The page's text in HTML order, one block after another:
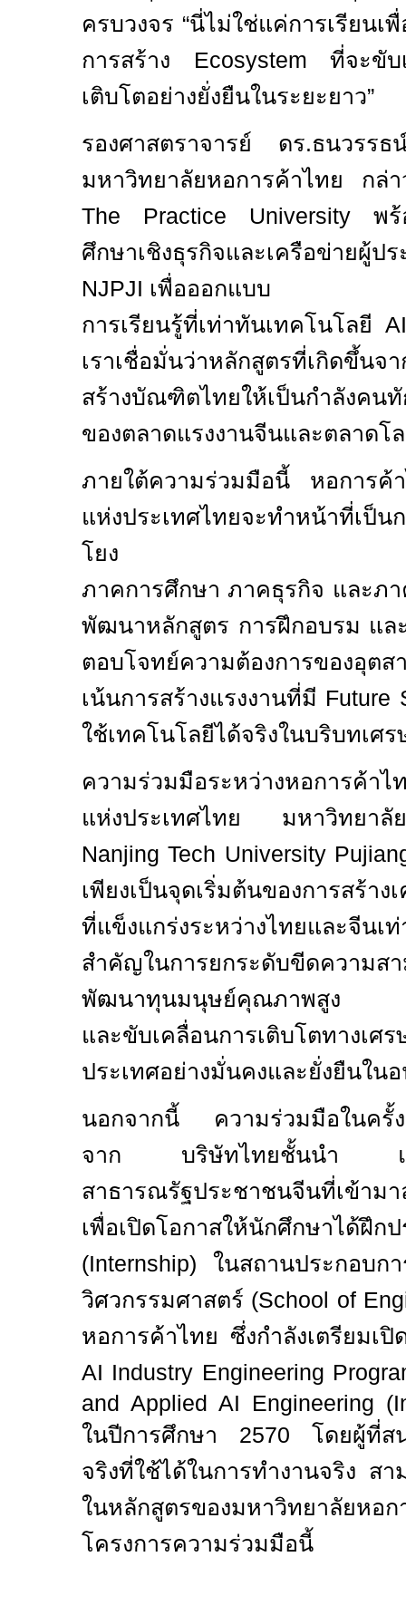
ครบวงจร “นี่ไม่ใช่แค่การเรียน
การสร้าง Ecosystem ที่จะขับ
เติบโตอย่างยั่งยืนในระยะยาว”
รองศาสตราจารย์ ดร.ธนวร
มหาวิทยาลัยหอการค้าไทย กล่า
The Practice University พ
ศึกษาเชิงธุรกิจและเครือข่ายผู้ป
NJPJI เพื่อออกแบบ
การเรียนรู้ที่เท่าทันเทคโนโลยี
เราเชื่อมั่นว่าหลักสูตรที่เกิดขึ้นจ
สร้างบัณฑิตไทยให้เป็นกำลังคน
ของตลาดแรงงานจีนและตลาดโ
ภายใต้ความร่วมมือนี้ หอการค้
แห่งประเทศไทยจะทำหน้าที่เป็น
โยง
ภาคการศึกษา ภาคธุรกิจ และภ
พัฒนาหลักสูตร การฝึกอบรม แล
ตอบโจทย์ความต้องการของอุต
เน้นการสร้างแรงงานที่มี Future
ใช้เทคโนโลยีได้จริงในบริบทเศร
ความร่วมมือระหว่างหอการค้าไ
แห่งประเทศไทย มหาวิทยา
Nanjing Tech University
เพียงเป็นจุดเริ่มต้นของการสร้า
ที่แข็งแกร่งระหว่างไทยและจีนเ
สำคัญในการยกระดับขีดความส
พัฒนาทุนมนุษย์คุณภาพสูง
และขับเคลื่อนการเติบโตทางเศ
ประเทศอย่างมั่นคงและยั่งยืนใน
นอกจากนี้ ความร่วมมือในครั้ง
จาก บริษัทไทยชั้นนำ แล
สาธารณรัฐประชาชนจีนที่เข้ามา
เพื่อเปิดโอกาสให้นักศึกษาได้ฝึก
(Internship) ในสถานประกอบก
วิศวกรรมศาสตร์ (School of
หอการค้าไทย ซึ่งกำลังเตรียมเ
AI Industry Engineering
and Applied AI Engineering
ในปีการศึกษา 2570 โดยผู้ที่ส
จริงที่ใช้ได้ในการทำงานจริง ส
ในหลักสูตรของมหาวิทยาลัยหอ
โครงการความร่วมมือนี้